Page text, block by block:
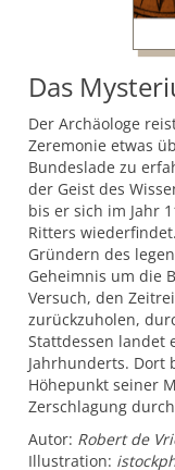
Das
Der Archäologe
Zeremonie etwas
Bundeslade zu
der Geist des
bis er sich im Jahr
Ritters
Gründern des
Geheimnis um die
Versuch, den
zurückzuholen,
Stattdessen landet
Jahrhunderts. Dort
Höhepunkt seiner
Zerschlagung
Autor: Robert de
Illustration: